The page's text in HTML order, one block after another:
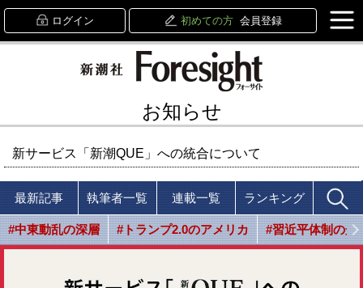
ログイン 初めての方 会員登録
お知らせ
新サービス「新潮QUE」への統合について
最新記事 執筆者一覧 連載一覧 ランキング
#中東動乱の深層 #トランプ2.0のアメリカ #習近平体制の光